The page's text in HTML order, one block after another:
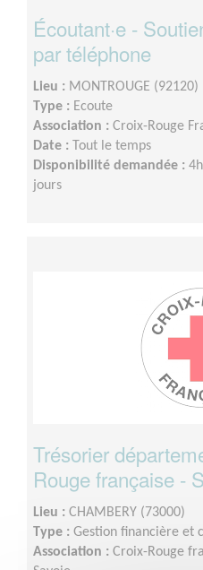
Écoutant·e -
par téléphone
Lieu : MONTROUGE (92120)
Type : Ecoute
Association : Croix-Rouge
Date : Tout le temps
Disponibilité demandée :
jours
Trésorier
Rouge française -
Lieu : CHAMBERY (73000)
Type : Gestion financière et
Association : Croix-Rouge